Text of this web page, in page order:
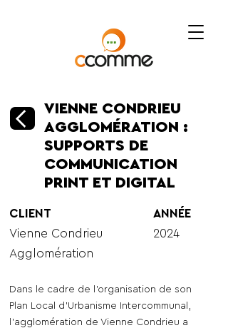
VIENNE CONDRIEU
AGGLOMÉRATION :
SUPPORTS DE
COMMUNICATION
PRINT ET DIGITAL
CLIENT
Vienne Condrieu
Agglomération
ANNÉE
2024
Dans le cadre de l'organisation de son
Plan Local d'Urbanisme Intercommunal,
l'agglomération de Vienne Condrieu a